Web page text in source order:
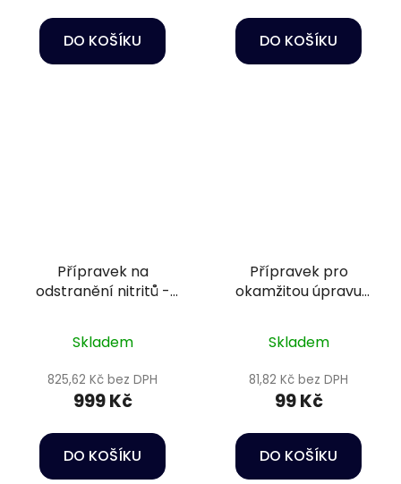
DO KOŠÍKU DO KOŠÍKU
Přípravek na
odstranění nitritů -
Skladem
825,62 Kč bez DPH
999 Kč
DO KOŠÍKU
Přípravek pro
okamžitou úpravu
50 ml
Skladem
81,82 Kč bez DPH
99 Kč
DO KOŠÍKU